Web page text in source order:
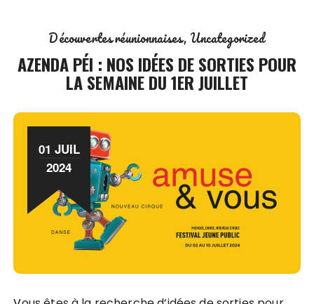
Découvertes réunionnaises Uncategorized
AZENDA PÉI : NOS IDÉES DE SORTIES POUR
LA SEMAINE DU 1ER JUILLET
01 JUIL
2024